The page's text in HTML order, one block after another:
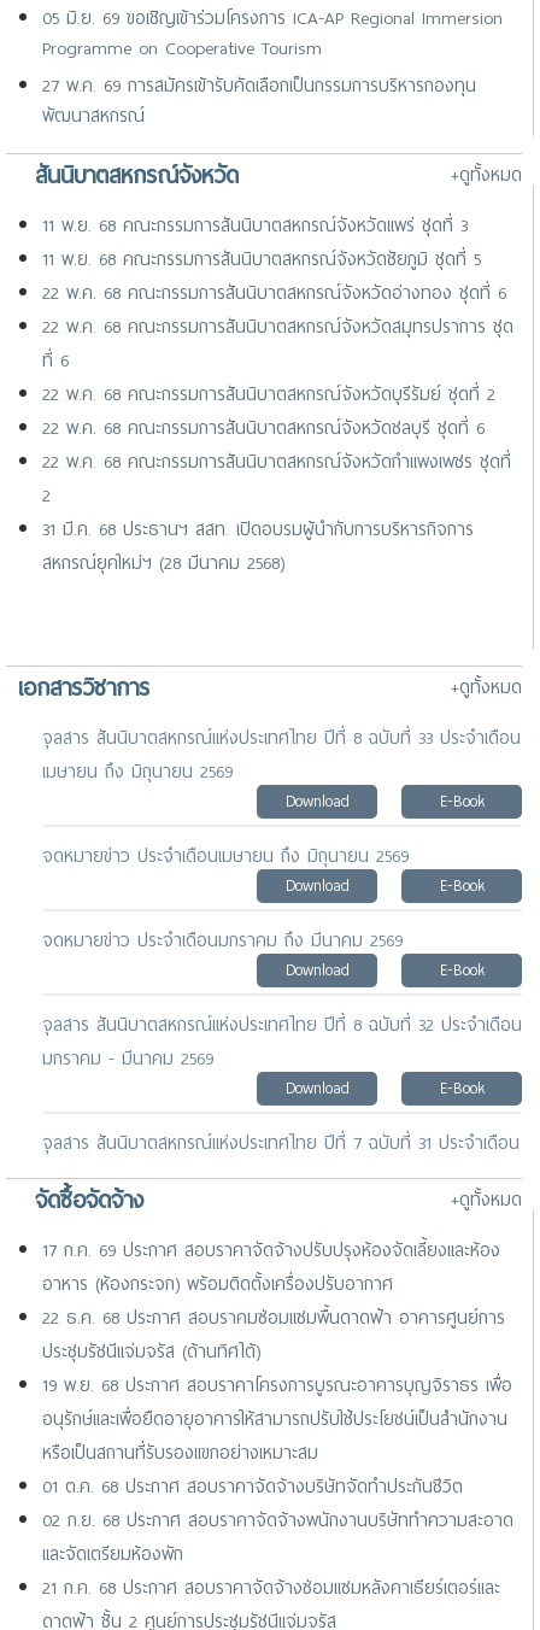
05 มิ.ย. 69 ขอเชิญเข้าร่วมโครงการ ICA-AP Regional Immersion
Programme on Cooperative Tourism
27 พ.ค. 69 การสมัครเข้ารับคัดเลือกเป็นกรรมการบริหารกองทุน
พัฒนาสหกรณ์
17 เม.ย. 69 ขอเชิญเข้าร่วมการสัมมนานานาชาติ เรื่อง “GP+
Immunisation Symposium 2026 : The Power of Vaccination in
Primary Care” จัดโดย GP+ Co-operative ประเทศสิงค
25 มี.ค. 69 ขอเชิญเสนอชื่อเกษตรกรสตรีเข้าร่วมการประชุมระดับ
ภูมิภาคเอเชีย-แปซิฟิก
สันนิบาตสหกรณ์จังหวัด
+ดูทั้งหมด
11 พ.ย. 68 คณะกรรมการสันนิบาตสหกรณ์จังหวัดแพร่ ชุดที่ 3
11 พ.ย. 68 คณะกรรมการสันนิบาตสหกรณ์จังหวัดชัยภูมิ ชุดที่ 5
22 พ.ค. 68 คณะกรรมการสันนิบาตสหกรณ์จังหวัดอ่างทอง ชุดที่ 6
22 พ.ค. 68 คณะกรรมการสันนิบาตสหกรณ์จังหวัดสมุทรปราการ ชุด
ที่ 6
22 พ.ค. 68 คณะกรรมการสันนิบาตสหกรณ์จังหวัดบุรีรัมย์ ชุดที่ 2
22 พ.ค. 68 คณะกรรมการสันนิบาตสหกรณ์จังหวัดชลบุรี ชุดที่ 6
22 พ.ค. 68 คณะกรรมการสันนิบาตสหกรณ์จังหวัดกำแพงเพชร ชุดที่
2
31 มี.ค. 68 ประธานฯ สสท. เปิดอบรมผู้นำกับการบริหารกิจการ
สหกรณ์ยุคใหม่ฯ (28 มีนาคม 2568)
เอกสารวิชาการ
+ดูทั้งหมด
จุลสาร สันนิบาตสหกรณ์แห่งประเทศไทย ปีที่ 8 ฉบับที่ 33 ประจำเดือน
เมษายน ถึง มิถุนายน 2569
Download E-Book
จดหมายข่าว ประจำเดือนเมษายน ถึง มิถุนายน 2569
Download E-Book
จดหมายข่าว ประจำเดือนมกราคม ถึง มีนาคม 2569
Download E-Book
จุลสาร สันนิบาตสหกรณ์แห่งประเทศไทย ปีที่ 8 ฉบับที่ 32 ประจำเดือน
มกราคม - มีนาคม 2569
Download E-Book
จุลสาร สันนิบาตสหกรณ์แห่งประเทศไทย ปีที่ 7 ฉบับที่ 31 ประจำเดือน
ธันวาคม 2568
E-Book
จดหมายข่าว ประจำเดือนพฤศจิกายน 2568
Download
จัดซื้อจัดจ้าง
+ดูทั้งหมด
17 ก.ค. 69 ประกาศ สอบราคาจัดจ้างปรับปรุงห้องจัดเลี้ยงและห้อง
อาหาร (ห้องกระจก) พร้อมติดตั้งเครื่องปรับอากาศ
22 ธ.ค. 68 ประกาศ สอบราคมซ่อมแซมพื้นดาดฟ้า อาคารศูนย์การ
ประชุมรัชนีแจ่มจรัส (ด้านทิศใต้)
19 พ.ย. 68 ประกาศ สอบราคาโครงการบูรณะอาคารบุญจิราธร เพื่อ
อนุรักษ์และเพื่อยืดอายุอาคารให้สามารถปรับใช้ประโยชน์เป็นสำนักงาน
หรือเป็นสถานที่รับรองแขกอย่างเหมาะสม
01 ต.ค. 68 ประกาศ สอบราคาจัดจ้างบริษัทจัดทำประกันชีวิต
02 ก.ย. 68 ประกาศ สอบราคาจัดจ้างพนักงานบริษัททำความสะอาด
และจัดเตรียมห้องพัก
21 ก.ค. 68 ประกาศ สอบราคาจัดจ้างซ่อมแซมหลังคาเธียร์เตอร์และ
ดาดฟ้า ชั้น 2 ศูนย์การประชุมรัชนีแจ่มจรัส